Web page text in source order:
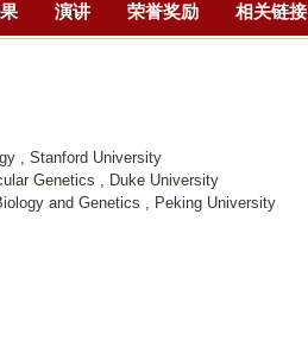
演讲 荣誉奖励 相关链接
, Stanford University
Genetics , Duke University
and Genetics , Peking University